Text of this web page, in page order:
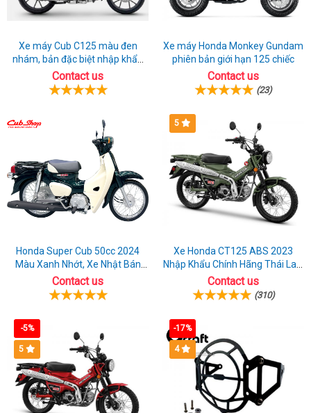
Xe máy Cub C125 màu đen
nhám, bản đặc biệt nhập khẩu
Thái lan
Contact us
Xe máy Honda Monkey Gundam
phiên bản giới hạn 125 chiếc
Contact us
(23)
Honda Super Cub 50cc 2024
Màu Xanh Nhớt, Xe Nhật Bán
Chạy Nhất
Contact us
5
Xe Honda CT125 ABS 2023
Nhập Khẩu Chính Hãng Thái Lan,
Đủ Phụ Kiện Đồ Chơi
Contact us
(310)
-5%
5
-17%
4